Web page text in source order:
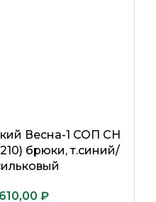
Весна-1 СОП CH
брюки, т.синий/
₽